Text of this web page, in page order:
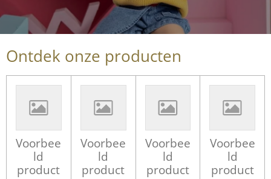
Ontdek onze producten
Voorbee
ld
product
Voorbee
ld
product
Voorbee
ld
product
Voorbee
ld
product